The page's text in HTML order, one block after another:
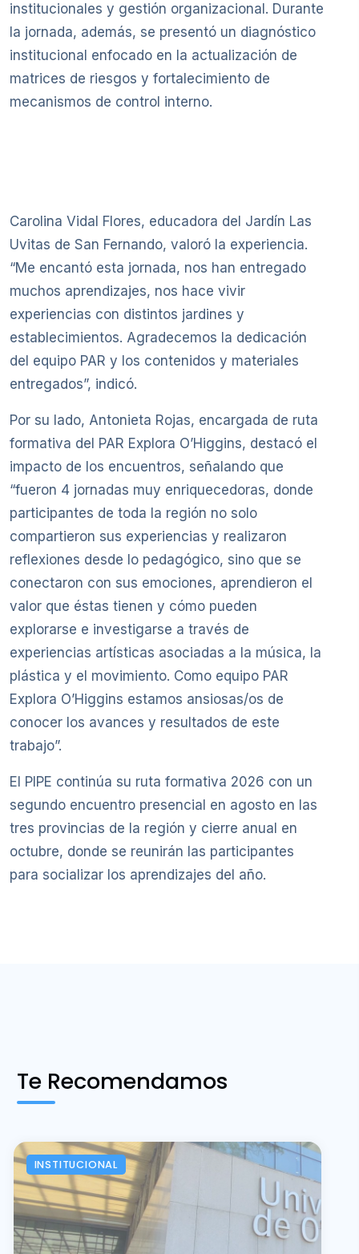
institucionales y gestión organizacional. Durante
la jornada, además, se presentó un diagnóstico
institucional enfocado en la actualización de
matrices de riesgos y fortalecimiento de
mecanismos de control interno.
Carolina Vidal Flores, educadora del Jardín Las
Uvitas de San Fernando, valoró la experiencia.
“Me encantó esta jornada, nos han entregado
muchos aprendizajes, nos hace vivir
experiencias con distintos jardines y
establecimientos. Agradecemos la dedicación
del equipo PAR y los contenidos y materiales
entregados”, indicó.
Por su lado, Antonieta Rojas, encargada de ruta
formativa del PAR Explora O’Higgins, destacó el
impacto de los encuentros, señalando que
“fueron 4 jornadas muy enriquecedoras, donde
participantes de toda la región no solo
compartieron sus experiencias y realizaron
reflexiones desde lo pedagógico, sino que se
conectaron con sus emociones, aprendieron el
valor que éstas tienen y cómo pueden
explorarse e investigarse a través de
experiencias artísticas asociadas a la música, la
plástica y el movimiento. Como equipo PAR
Explora O’Higgins estamos ansiosas/os de
conocer los avances y resultados de este
trabajo”.
El PIPE continúa su ruta formativa 2026 con un
segundo encuentro presencial en agosto en las
tres provincias de la región y cierre anual en
octubre, donde se reunirán las participantes
para socializar los aprendizajes del año.
Te Recomendamos
INSTITUCIONAL